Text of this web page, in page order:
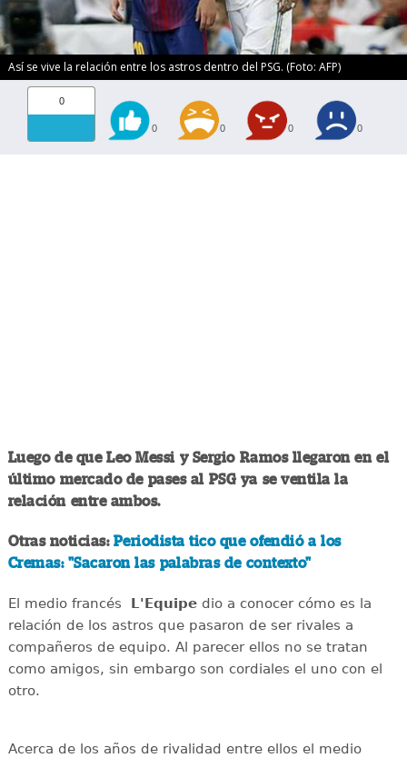
Así se vive la relación entre los astros dentro del PSG. (Foto: AFP)
0
0 0 0 0
Luego de que Leo Messi y Sergio Ramos llegaron en el
último mercado de pases al PSG ya se ventila la
relación entre ambos.
Otras noticias: Periodista tico que ofendió a los
Cremas: "Sacaron las palabras de contexto"
El medio francés L'Equipe dio a conocer cómo es la
relación de los astros que pasaron de ser rivales a
compañeros de equipo. Al parecer ellos no se tratan
como amigos, sin embargo son cordiales el uno con el
otro.
Acerca de los años de rivalidad entre ellos el medio